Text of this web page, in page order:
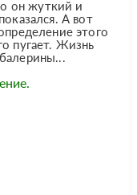
он жуткий и
А вот
этого
пугает. Жизнь